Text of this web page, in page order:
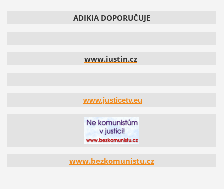
ADIKIA DOPORUČUJE
www.iustin.cz
www.justicetv.eu
www.bezkomunistu.cz